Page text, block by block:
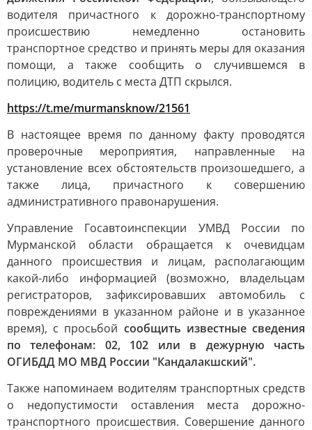
водителя причастного к дорожно-транспортному
происшествию немедленно остановить
транспортное средство и принять меры для оказания
помощи, а также сообщить о случившемся в
полицию, водитель с места ДТП скрылся.
https://t.me/murmansknow/21561
В настоящее время по данному факту проводятся
проверочные мероприятия, направленные на
установление всех обстоятельств произошедшего, а
также лица, причастного к совершению
административного правонарушения.
Управление Госавтоинспекции УМВД России по
Мурманской области обращается к очевидцам
данного происшествия и лицам, располагающим
какой-либо информацией (возможно, владельцам
регистраторов, зафиксировавших автомобиль с
повреждениями в указанном районе и в указанное
время), с просьбой сообщить известные сведения
по телефонам: 02, 102 или в дежурную часть
ОГИБДД МО МВД России "Кандалакшский".
Также напоминаем водителям транспортных средств
о недопустимости оставления места дорожно-
транспортного происшествия. Совершение данного